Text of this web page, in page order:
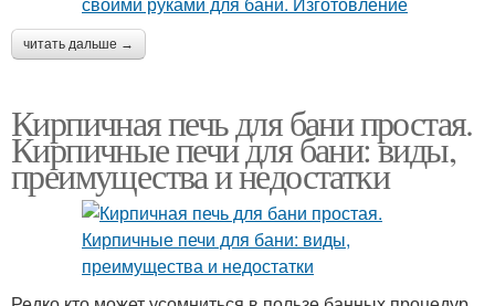
читать дальше →
Кирпичная печь для бани простая.
Кирпичные печи для бани: виды,
преимущества и недостатки